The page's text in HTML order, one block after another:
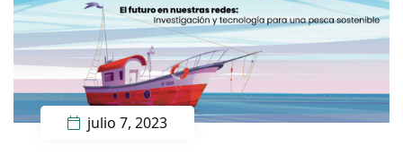
julio 7, 2023